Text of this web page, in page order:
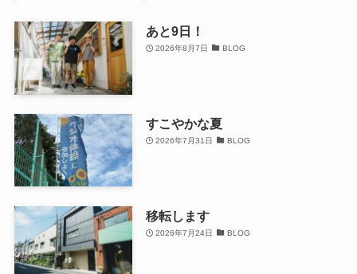
あと9日！
2026年8月7日 BLOG
すこやかな夏
2026年7月31日 BLOG
移転します
2026年7月24日 BLOG